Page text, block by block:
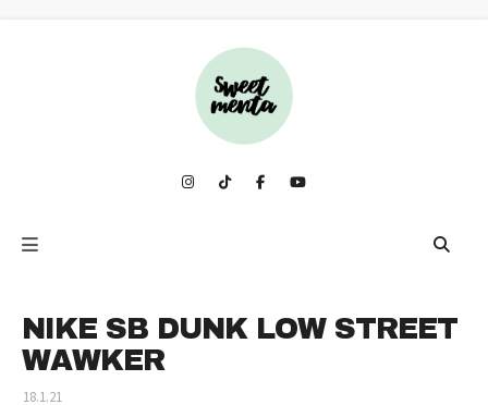
NIKE SB DUNK LOW STREET
WAWKER
18.1.21